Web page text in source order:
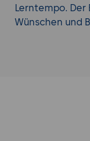
Lerntempo.
Wünschen und